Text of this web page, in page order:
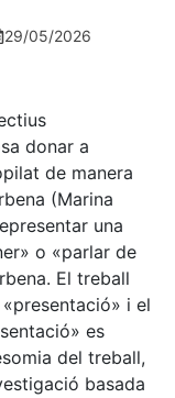
29/05/2026
donar a
de manera
(Marina
una
o «parlar de
El treball
i el
es
del treball,
basada